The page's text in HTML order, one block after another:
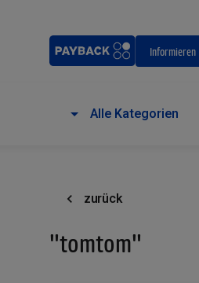
Informieren
Alle Kategorien
zurück
"tomtom"